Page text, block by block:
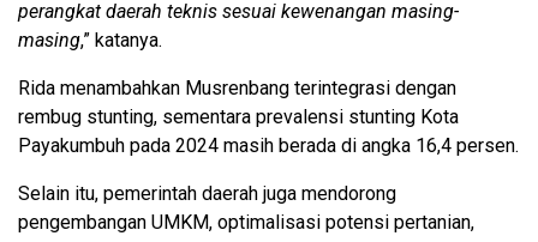
perangkat daerah teknis sesuai kewenangan masing-
masing,” katanya.
Rida menambahkan Musrenbang terintegrasi dengan
rembug stunting, sementara prevalensi stunting Kota
Payakumbuh pada 2024 masih berada di angka 16,4 persen.
Selain itu, pemerintah daerah juga mendorong
pengembangan UMKM, optimalisasi potensi pertanian,